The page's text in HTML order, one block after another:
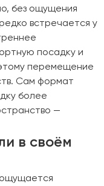
без ощущения
встречается у
посадку и
перемещение
Сам формат
более
—
в своём